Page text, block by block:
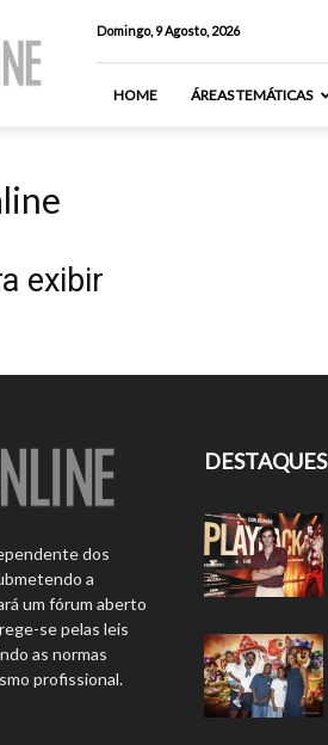
Domingo, 9 Agosto, 2026
HOME ÁREAS TEMÁTICAS
exibir
dos
a
um fórum aberto
se pelas leis
as normas
profissional.
DESTAQUES